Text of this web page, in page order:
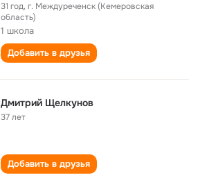
31 год,г. Междуреченск (Кемеровская
область)
1 школа
Добавить в друзья
Дмитрий Щелкунов
37 лет
Добавить в друзья